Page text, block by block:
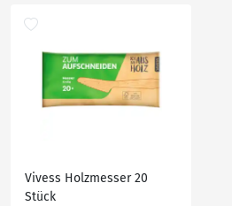
Vivess Holzmesser 20
Stück